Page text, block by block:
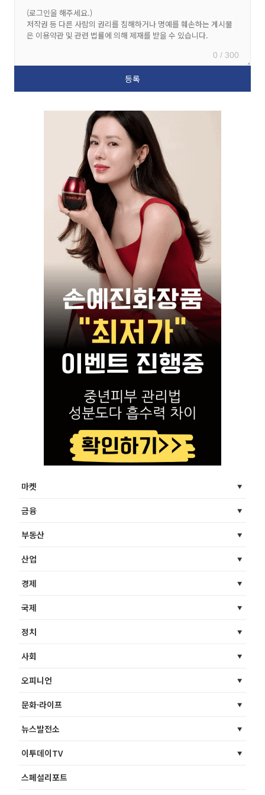
0 / 300
마켓
금융
부동산
산업
경제
국제
정치
사회
오피니언
문화·라이프
뉴스발전소
이투데이TV
스페셜리포트